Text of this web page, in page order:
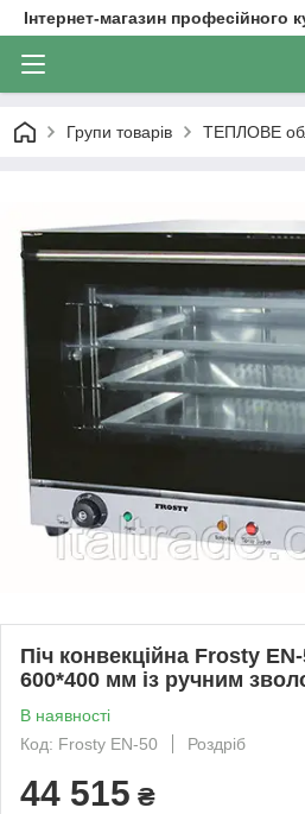
Інтернет-магазин професійного
Групи товарів ТЕПЛОВЕ
Піч конвекційна Frosty
600*400 мм із ручним
В наявності
Код: Frosty EN-50
Роздріб
44 515 ₴